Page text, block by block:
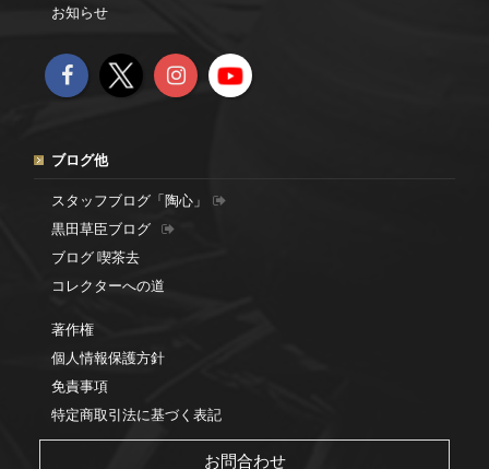
お知らせ
ブログ他
スタッフブログ「陶心」
黒田草臣ブログ
ブログ 喫茶去
コレクターへの道
著作権
個人情報保護方針
免責事項
特定商取引法に基づく表記
お問合わせ